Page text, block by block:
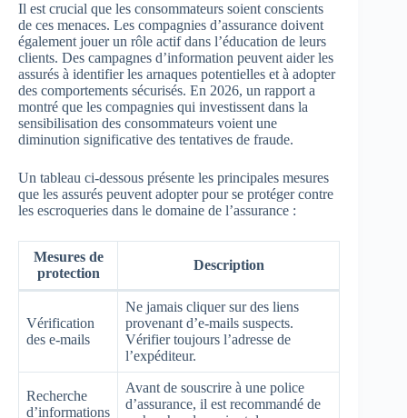
Il est crucial que les consommateurs soient conscients
de ces menaces. Les compagnies d’assurance doivent
également jouer un rôle actif dans l’éducation de leurs
clients. Des campagnes d’information peuvent aider les
assurés à identifier les arnaques potentielles et à adopter
des comportements sécurisés. En 2026, un rapport a
montré que les compagnies qui investissent dans la
sensibilisation des consommateurs voient une
diminution significative des tentatives de fraude.
Un tableau ci-dessous présente les principales mesures
que les assurés peuvent adopter pour se protéger contre
les escroqueries dans le domaine de l’assurance :
Mesures de
protection
Description
Vérification
des e-mails
Ne jamais cliquer sur des liens
provenant d’e-mails suspects.
Vérifier toujours l’adresse de
l’expéditeur.
Recherche
d’informations
Avant de souscrire à une police
d’assurance, il est recommandé de